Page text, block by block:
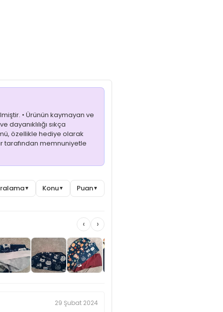
• Ürünün kaymayan ve
sıkça
özellikle hediye olarak
tarafından memnuniyetle
▼ Konu▼ Puan▼
‹ ›
29 Şubat 2024